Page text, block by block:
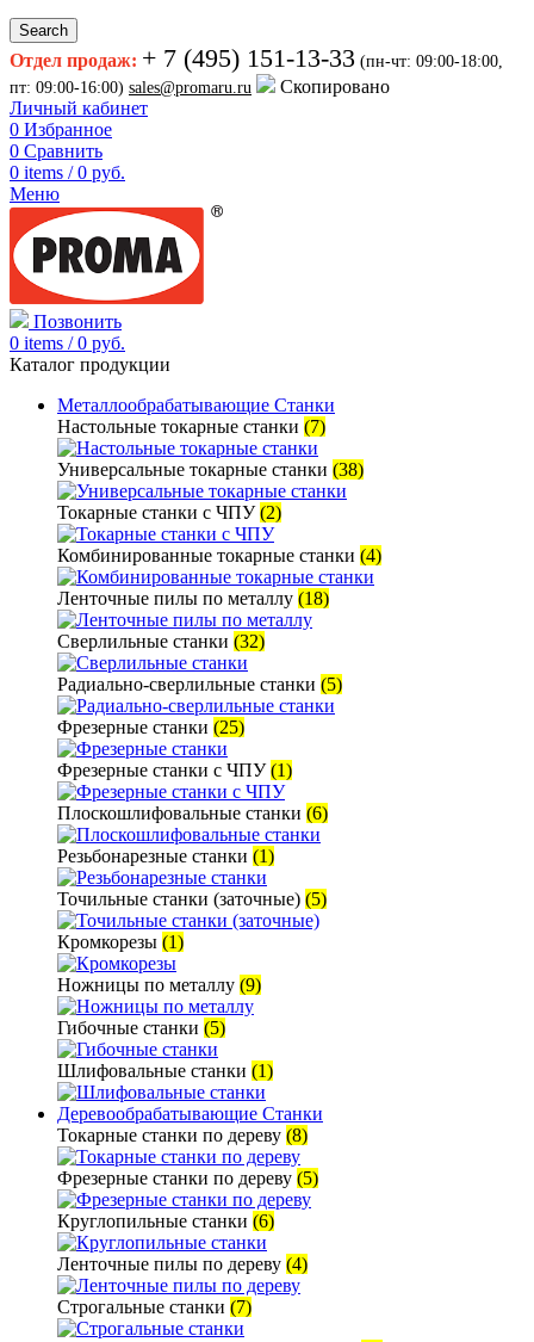
Search
Отдел продаж: + 7 (495) 151-13-33 (пн-чт: 09:00-18:00,
пт: 09:00-16:00) sales@promaru.ru
Скопировано
Личный кабинет
0 Избранное
0 Сравнить
0 items / 0 руб.
Меню
Позвонить
0 items / 0 руб.
Каталог продукции
Металлообрабатывающие Станки
Настольные токарные станки (7)
Универсальные токарные станки (38)
Токарные станки с ЧПУ(2)
Комбинированные токарные станки (4)
Ленточные пилы по металлу (18)
Сверлильные станки (32)
Радиально-сверлильные станки (5)
Фрезерные станки (25)
Фрезерные станки с ЧПУ(1)
Плоскошлифовальные станки (6)
Резьбонарезные станки (1)
Точильные станки (заточные) (5)
Кромкорезы (1)
Ножницы по металлу (9)
Гибочные станки (5)
Шлифовальные станки (1)
Деревообрабатывающие Станки
Токарные станки по дереву (8)
Фрезерные станки по дереву (5)
Круглопильные станки (6)
Ленточные пилы по дереву (4)
Строгальные станки (7)